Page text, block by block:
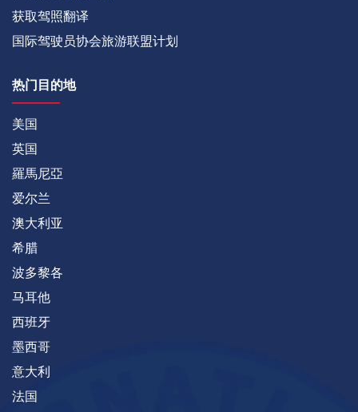
获取驾照翻译
国际驾驶员协会旅游联盟计划
热门目的地
美国
英国
羅馬尼亞
爱尔兰
澳大利亚
希腊
波多黎各
马耳他
西班牙
墨西哥
意大利
法国